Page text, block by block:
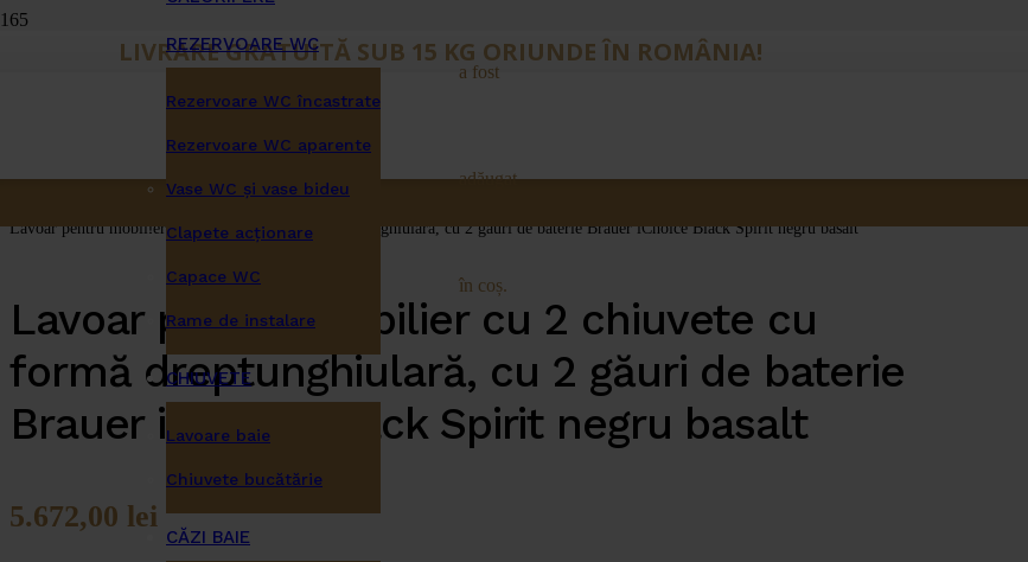
LIVRARE GRATUITĂ SUB 15 KG ORIUNDE ÎN ROMÂNIA!
a fost
adăugat
în coș.
REZERVOARE WC
Rezervoare WC încastrate
Rezervoare WC aparente
Vase WC și vase bideu
Clapete acţionare
Capace WC
Rame de instalare
CHIUVETE
Lavoare baie
Chiuvete bucătărie
CĂZI BAIE
Lavoar pentru mobilier cu 2 chiuvete cu formă dreptunghiulară, cu 2 găuri de baterie Brauer iChoice Black Spirit negru basalt
Lavoar pentru mobilier cu 2 chiuvete cu
formă dreptunghiulară, cu 2 găuri de baterie
Brauer iChoice Black Spirit negru basalt
5.672,00 lei